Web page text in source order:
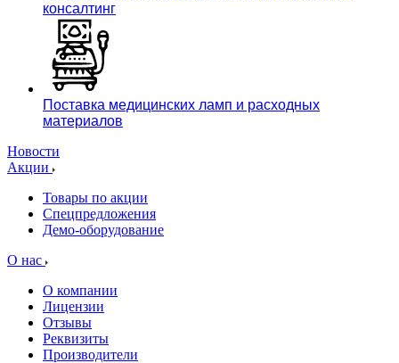
консалтинг
Поставка медицинских ламп и расходных
материалов
Новости
Акции
Товары по акции
Спецпредложения
Демо-оборудование
О нас
О компании
Лицензии
Отзывы
Реквизиты
Производители